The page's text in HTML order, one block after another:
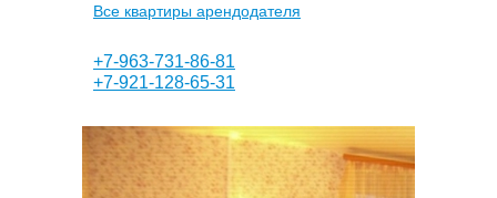
Все квартиры арендодателя
+7-963-731-86-81
+7-921-128-65-31